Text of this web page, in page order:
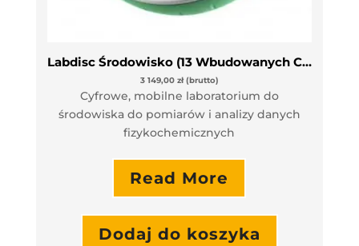
Labdisc Środowisko (13 Wbudowanych Czujników Pomiarowych)
3 149,00 zł (brutto)
Cyfrowe, mobilne laboratorium do
środowiska do pomiarów i analizy danych
fizykochemicznych
Read More
Dodaj do koszyka